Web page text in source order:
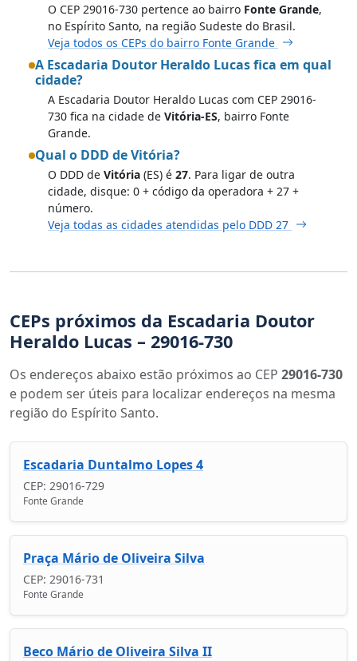
O CEP 29016-730 pertence ao bairro Fonte Grande,
no Espírito Santo, na região Sudeste do Brasil.
Veja todos os CEPs do bairro Fonte Grande
A Escadaria Doutor Heraldo Lucas fica em qual
cidade?
A Escadaria Doutor Heraldo Lucas com CEP 29016-
730 fica na cidade de Vitória-ES, bairro Fonte
Grande.
Qual o DDD de Vitória?
O DDD de Vitória (ES) é 27. Para ligar de outra
cidade, disque: 0 + código da operadora + 27 +
número.
Veja todas as cidades atendidas pelo DDD 27
CEPs próximos da Escadaria Doutor
Heraldo Lucas – 29016-730
Os endereços abaixo estão próximos ao CEP 29016-730
e podem ser úteis para localizar endereços na mesma
região do Espírito Santo.
Escadaria Duntalmo Lopes 4
CEP: 29016-729
Fonte Grande
Praça Mário de Oliveira Silva
CEP: 29016-731
Fonte Grande
Beco Mário de Oliveira Silva II